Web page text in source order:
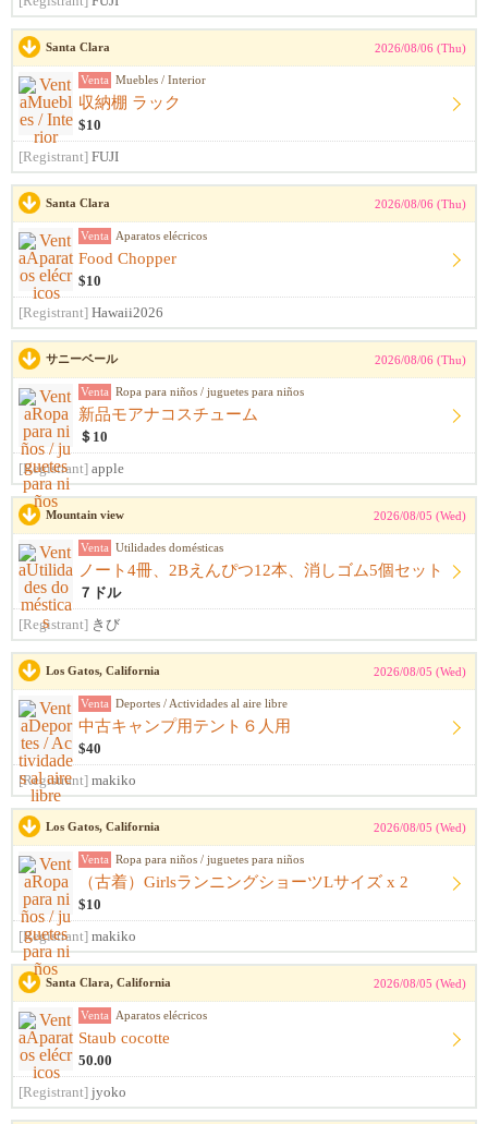
Santa Clara 2026/08/06 (Thu)
Venta Muebles / Interior
収納棚 ラック
$10
[Registrant] FUJI
Santa Clara 2026/08/06 (Thu)
Venta Aparatos elécricos
Food Chopper
$10
[Registrant] Hawaii2026
サニーベール 2026/08/06 (Thu)
Venta Ropa para niños / juguetes para niños
新品モアナコスチューム
＄10
[Registrant] apple
Mountain view 2026/08/05 (Wed)
Venta Utilidades domésticas
ノート4冊、2Bえんぴつ12本、消しゴム5個セット
７ドル
[Registrant] きび
Los Gatos, California 2026/08/05 (Wed)
Venta Deportes / Actividades al aire libre
中古キャンプ用テント６人用
$40
[Registrant] makiko
Los Gatos, California 2026/08/05 (Wed)
Venta Ropa para niños / juguetes para niños
（古着）GirlsランニングショーツLサイズ x 2
$10
[Registrant] makiko
Santa Clara, California 2026/08/05 (Wed)
Venta Aparatos elécricos
Staub cocotte
50.00
[Registrant] jyoko